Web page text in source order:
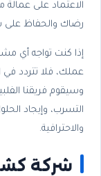
الاعتماد على عمالة
رضاك والحفاظ على
إذا كنت تواجه أي
وسيقوم فريقنا
التسرب، وإيجاد
والاحترافية.
شركة